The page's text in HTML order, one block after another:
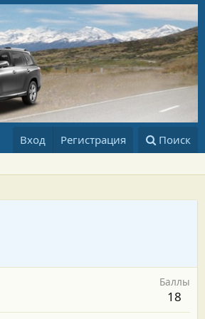
Вход Регистрация Поиск
Баллы
18